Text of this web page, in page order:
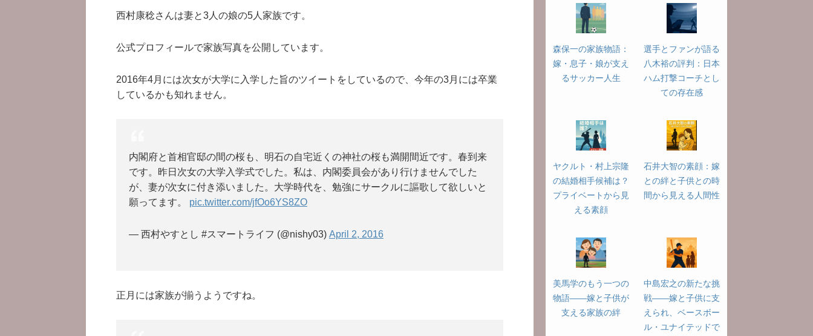
西村康稔さんは妻と3人の娘の5人家族です。
公式プロフィールで家族写真を公開しています。
2016年4月には次女が大学に入学した旨のツイートをしているので、今年の3月には卒業
しているかも知れません。
内閣府と首相官邸の間の桜も、明石の自宅近くの神社の桜も満開間近です。春到来
です。昨日次女の大学入学式でした。私は、内閣委員会があり行けませんでした
が、妻が次女に付き添いました。大学時代を、勉強にサークルに謳歌して欲しいと
願ってます。 pic.twitter.com/jfOo6YS8ZO
— 西村やすとし #スマートライフ (@nishy03) April 2, 2016
正月には家族が揃うようですね。
森保一の家族物語：
嫁・息子・娘が支え
るサッカー人生
選手とファンが語る
八木裕の評判：日本
ハム打撃コーチとし
ての存在感
ヤクルト・村上宗隆
の結婚相手候補は？
プライベートから見
える素顔
石井大智の素顔：嫁
との絆と子供との時
間から見える人間性
美馬学のもう一つの
物語――嫁と子供が
支える家族の絆
中島宏之の新たな挑
戦――嫁と子供に支
えられ、ベースボー
ル・ユナイテッドで